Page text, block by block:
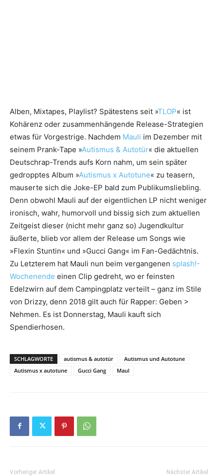
Alben, Mixtapes, Playlist? Spätestens seit »TLOP« ist
Kohärenz oder zusammenhängende Release-Strategien
etwas für Vorgestrige. Nachdem Mauli im Dezember mit
seinem Prank-Tape »Autismus & Autotür« die aktuellen
Deutschrap-Trends aufs Korn nahm, um sein später
gedropptes Album »Autismus x Autotune« zu teasern,
mauserte sich die Joke-EP bald zum Publikumsliebling.
Denn obwohl Mauli auf der eigentlichen LP nicht weniger
ironisch, wahr, humorvoll und bissig sich zum aktuellen
Zeitgeist dieser (nicht mehr ganz so) Jugendkultur
äußerte, blieb vor allem der Release um Songs wie
»Flexin Stuntin« und »Gucci Gang« im Fan-Gedächtnis.
Zu Letzterem hat Mauli nun beim vergangenen splash!-
Wochenende einen Clip gedreht, wo er feinsten
Edelzwirn auf dem Campingplatz verteilt – ganz im Stile
von Drizzy, denn 2018 gilt auch für Rapper: Geben >
Nehmen. Es ist Donnerstag, Mauli kauft sich
Spendierhosen.
SCHLAGWORTE autismus & autotür
Autismus und Autotune
Autismus x autotune
Gucci Gang Maul
Vorheriger Artikel Nächster Artikel